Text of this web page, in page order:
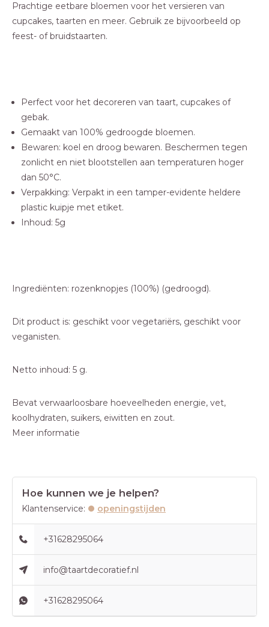
Prachtige eetbare bloemen voor het versieren van
cupcakes, taarten en meer. Gebruik ze bijvoorbeeld op
feest- of bruidstaarten.
Perfect voor het decoreren van taart, cupcakes of
gebak.
Gemaakt van 100% gedroogde bloemen.
Bewaren: koel en droog bewaren. Beschermen tegen
zonlicht en niet blootstellen aan temperaturen hoger
dan 50°C.
Verpakking: Verpakt in een tamper-evidente heldere
plastic kuipje met etiket.
Inhoud: 5g
Ingrediënten: rozenknopjes (100%) (gedroogd).
Dit product is: geschikt voor vegetariërs, geschikt voor
veganisten.
Netto inhoud: 5 g.
Bevat verwaarloosbare hoeveelheden energie, vet,
koolhydraten, suikers, eiwitten en zout.
Meer informatie
Hoe kunnen we je helpen?
Klantenservice: openingstijden
+31628295064
info@taartdecoratief.nl
+31628295064